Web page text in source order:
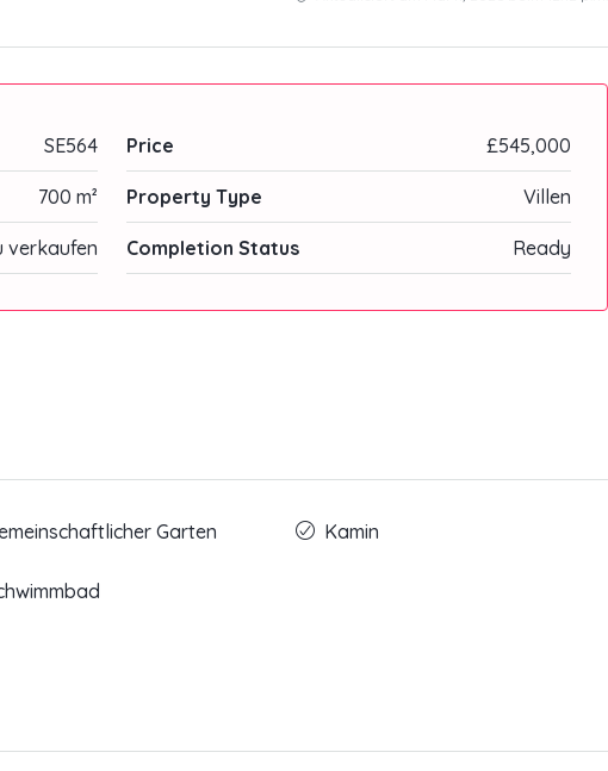
SE564 Price £545,000
700 m² Property Type Villen
verkaufen Completion Status Ready
Garten Kamin